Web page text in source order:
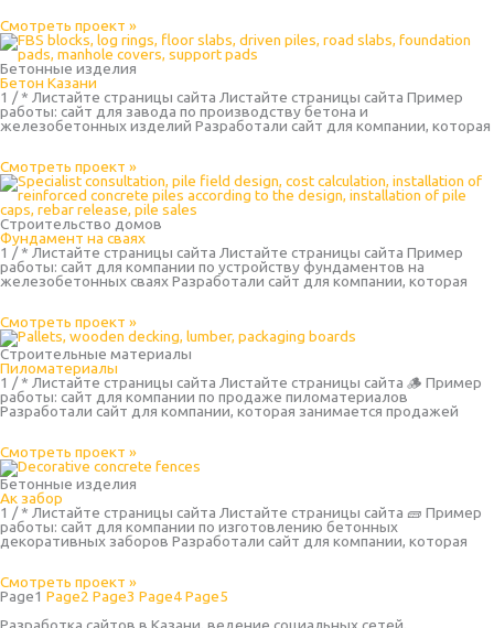
Смотреть проект »
Бетонные изделия
Бетон Казани
1 / * Листайте страницы сайта Листайте страницы сайта Пример
работы: сайт для завода по производству бетона и
железобетонных изделий Разработали сайт для компании, которая
Смотреть проект »
Строительство домов
Фундамент на сваях
1 / * Листайте страницы сайта Листайте страницы сайта Пример
работы: сайт для компании по устройству фундаментов на
железобетонных сваях Разработали сайт для компании, которая
Смотреть проект »
Строительные материалы
Пиломатериалы
1 / * Листайте страницы сайта Листайте страницы сайта 🪵 Пример
работы: сайт для компании по продаже пиломатериалов
Разработали сайт для компании, которая занимается продажей
Смотреть проект »
Бетонные изделия
Ак забор
1 / * Листайте страницы сайта Листайте страницы сайта 🧱 Пример
работы: сайт для компании по изготовлению бетонных
декоративных заборов Разработали сайт для компании, которая
Смотреть проект »
Page1 Page2 Page3 Page4Page5
Разработка сайтов в Казани, ведение социальных сетей,